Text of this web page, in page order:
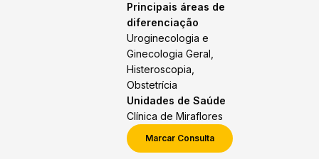
Principais áreas de
diferenciação
Uroginecologia e
Ginecologia Geral,
Histeroscopia,
Obstetrícia
Unidades de Saúde
Clínica de Miraflores
Marcar Consulta